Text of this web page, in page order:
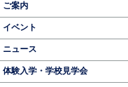
ご案内
イベント
ニュース
体験入学・学校見学会